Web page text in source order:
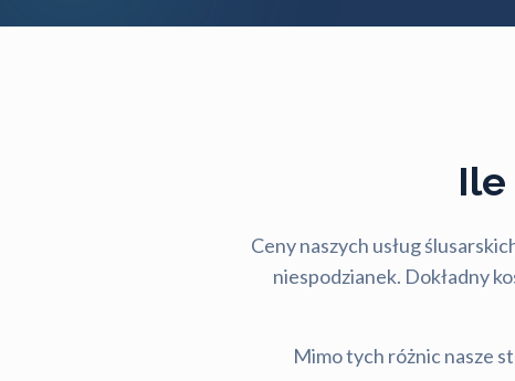
Ile
Ceny naszych usług
niespodzianek. Dokładny
Mimo tych różnic nasze